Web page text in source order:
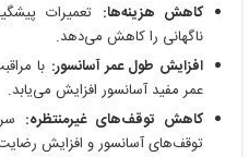
کاهش هزینه‌ها: تعمیرات
ناگهانی را کاهش می‌دهد.
افزایش طول عمر آسانسور: با
عمر مفید آسانسور افزایش می‌یابد.
کاهش توقف‌های غیرمنتظره:
توقف‌های آسانسور و افزایش